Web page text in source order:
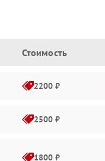
Стоимость
2200 ₽
2500 ₽
1800 ₽